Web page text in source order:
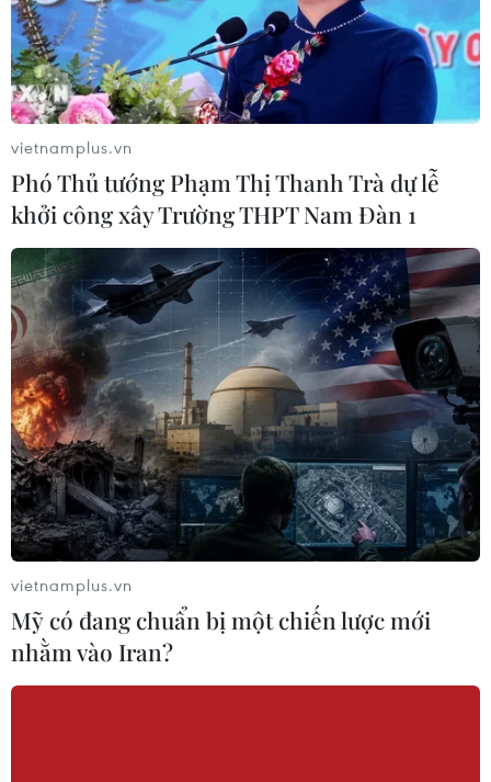
Ông Putin: Nga không bao giờ can thiệp
vào tiến trình bầu cử của Mỹ
16/07/2018 16:15
Phát biểu với báo giới tối 16/7, Tổng thống Nga
Vladimir Putin khẳng định Moskva không bao giờ và sẽ
không bao giờ can thiệp vào tiến trình bầu cử của Mỹ.
vietnamplus.vn
Phó Thủ tướng Phạm Thị Thanh Trà dự lễ
khởi công xây Trường THPT Nam Đàn 1
vietnamplus.vn
Mỹ có đang chuẩn bị một chiến lược mới
nhằm vào Iran?